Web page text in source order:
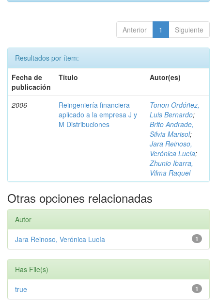
Anterior 1 Siguiente
Resultados por ítem:
Fecha de
publicación
Título Autor(es)
2006
Reingeniería financiera
aplicado a la empresa J y
M Distribuciones
Tonon Ordóñez,
Luis Bernardo;
Brito Andrade,
Silvia Marisol;
Jara Reinoso,
Verónica Lucía;
Zhunio Ibarra,
Vilma Raquel
Otras opciones relacionadas
Autor
1
Jara Reinoso, Verónica Lucía
Has File(s)
1
true